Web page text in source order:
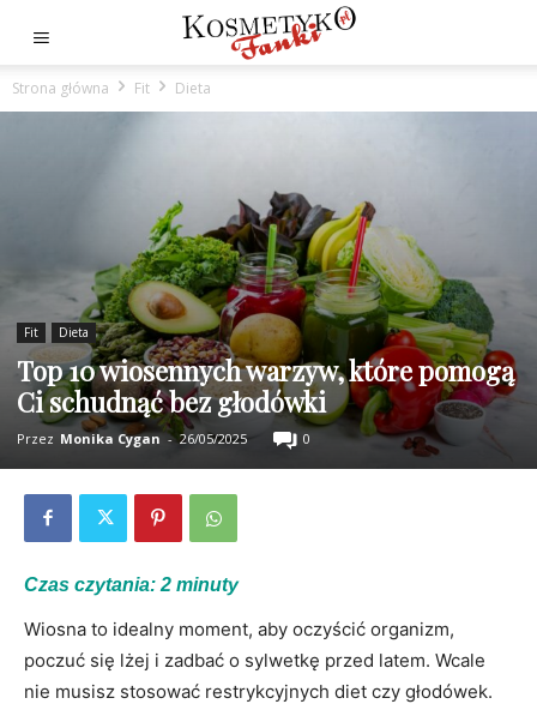
Strona główna Fit Dieta
Fit Dieta
Top 10 wiosennych warzyw, które pomogą
Ci schudnąć bez głodówki
Przez Monika Cygan - 26/05/2025 0
Czas czytania: 2 minuty
Wiosna to idealny moment, aby oczyścić organizm,
poczuć się lżej i zadbać o sylwetkę przed latem. Wcale
nie musisz stosować restrykcyjnych diet czy głodówek.